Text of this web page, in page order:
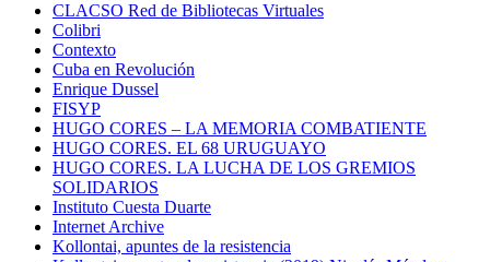
CLACSO Red de Bibliotecas Virtuales
Colibri
Contexto
Cuba en Revolución
Enrique Dussel
FISYP
HUGO CORES – LA MEMORIA COMBATIENTE
HUGO CORES. EL 68 URUGUAYO
HUGO CORES. LA LUCHA DE LOS GREMIOS
SOLIDARIOS
Instituto Cuesta Duarte
Internet Archive
Kollontai, apuntes de la resistencia